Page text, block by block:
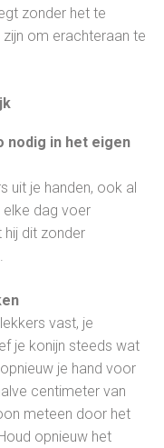
zonder het te
om erachteraan te
nodig in het eigen
uit je handen, ook al
elke dag voer
hij dit zonder
vast, je
je konijn steeds wat
je hand voor
centimeter van
meteen door het
opnieuw het